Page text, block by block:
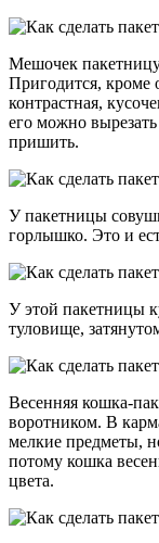
Мешочек
Пригодится, кроме
контрастная,
его можно
пришить.
У пакетницы
горлышко. Это и
У этой пакетницы
туловище,
Весенняя кошка-
воротником. В
мелкие предметы,
потому кошка
цвета.